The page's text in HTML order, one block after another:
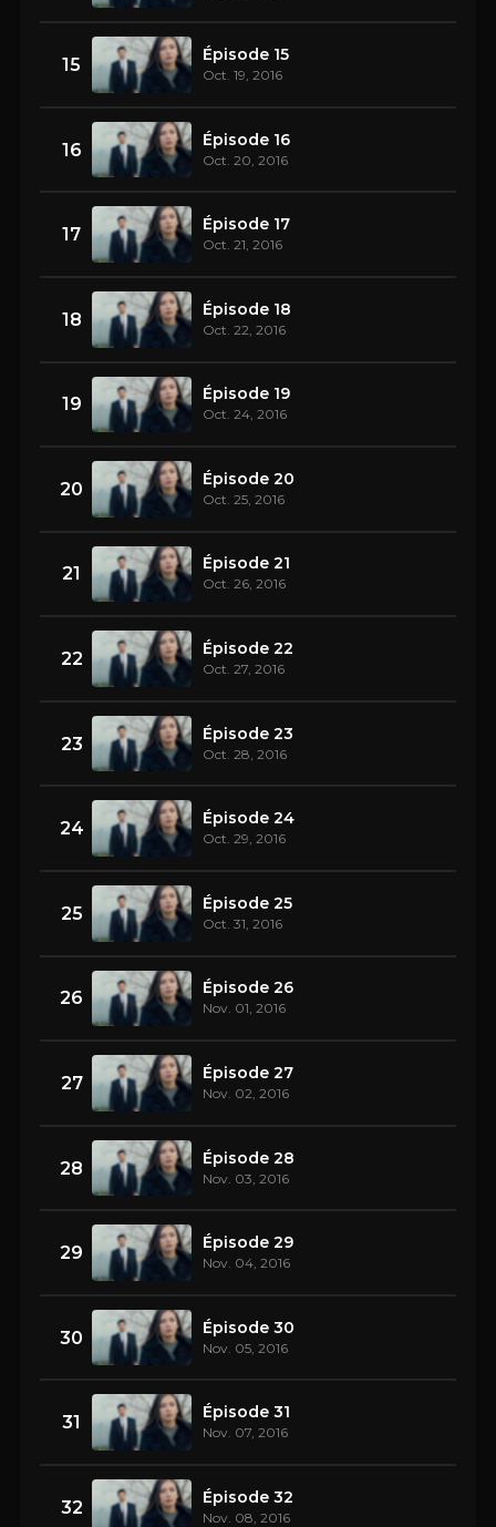
15 Épisode 15
Oct. 19, 2016
16 Épisode 16
Oct. 20, 2016
17 Épisode 17
Oct. 21, 2016
18 Épisode 18
Oct. 22, 2016
19 Épisode 19
Oct. 24, 2016
20 Épisode 20
Oct. 25, 2016
21 Épisode 21
Oct. 26, 2016
22 Épisode 22
Oct. 27, 2016
23 Épisode 23
Oct. 28, 2016
24 Épisode 24
Oct. 29, 2016
25 Épisode 25
Oct. 31, 2016
26 Épisode 26
Nov. 01, 2016
27 Épisode 27
Nov. 02, 2016
28 Épisode 28
Nov. 03, 2016
29 Épisode 29
Nov. 04, 2016
30 Épisode 30
Nov. 05, 2016
31 Épisode 31
Nov. 07, 2016
32 Épisode 32
Nov. 08, 2016